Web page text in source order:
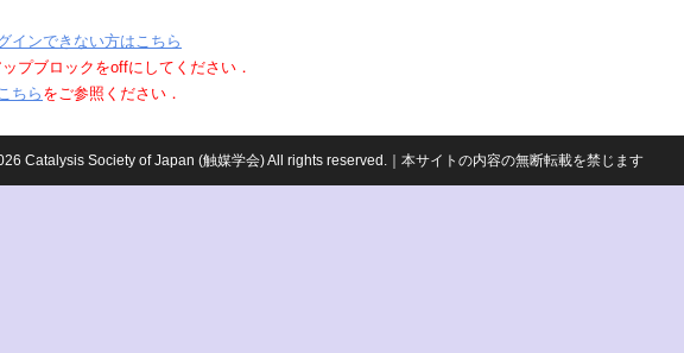
インできない方はこちら
プブロックをoffにしてください．
ちら をご参照ください．
Catalysis Society of Japan (触媒学会) All rights reserved.｜本サイトの内容の無断転載を禁じます